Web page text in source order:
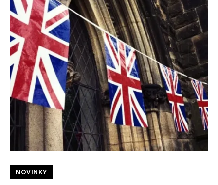
NOVINKY